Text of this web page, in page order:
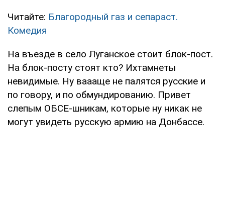
Читайте: Благородный газ и сепараст.
Комедия
На въезде в село Луганское стоит блок-пост.
На блок-посту стоят кто? Ихтамнеты
невидимые. Ну ваааще не палятся русские и
по говору, и по обмундированию. Привет
слепым ОБСЕ-шникам, которые ну никак не
могут увидеть русскую армию на Донбассе.